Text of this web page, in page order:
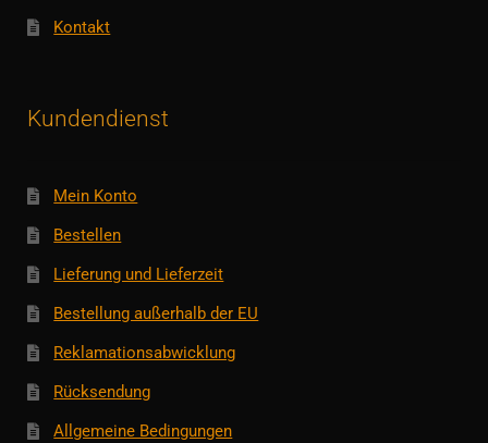
Kontakt
Kundendienst
Mein Konto
Bestellen
Lieferung und Lieferzeit
Bestellung außerhalb der EU
Reklamationsabwicklung
Rücksendung
Allgemeine Bedingungen